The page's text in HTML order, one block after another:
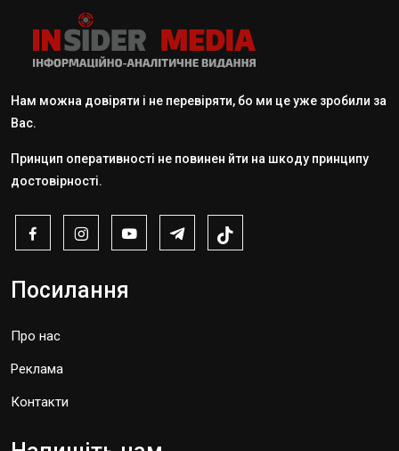
Нам можна довіряти і не перевіряти, бо ми це уже зробили за
Вас.
Принцип оперативності не повинен йти на шкоду принципу
достовірності.
Посилання
Про нас
Реклама
Контакти